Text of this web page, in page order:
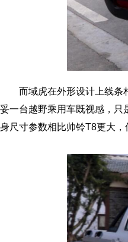
而域虎在外形设计上线条
妥一台越野乘用车既视感，
身尺寸参数相比帅铃T8更大，